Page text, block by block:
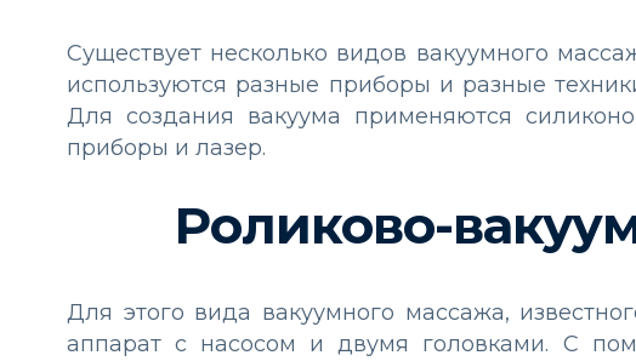
Существует несколько видов вакуумного
используются разные приборы и разные
Для создания вакуума применяются
приборы и лазер.
Роликово-
Для этого вида вакуумного массажа,
аппарат с насосом и двумя головками. С